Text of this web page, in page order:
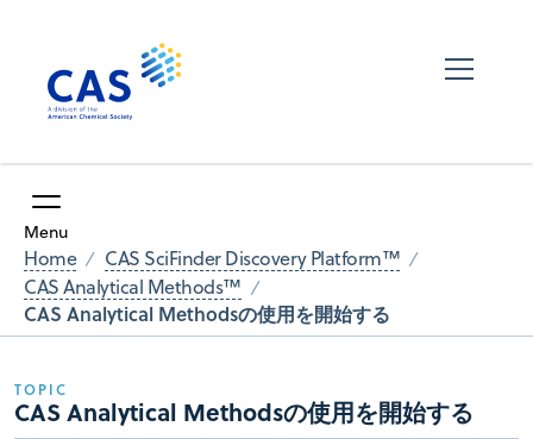
Menu
Home
CAS SciFinder Discovery Platform™
CAS Analytical Methods™
CAS Analytical Methodsの使用を開始する
TOPIC
CAS Analytical Methodsの使用を開始する